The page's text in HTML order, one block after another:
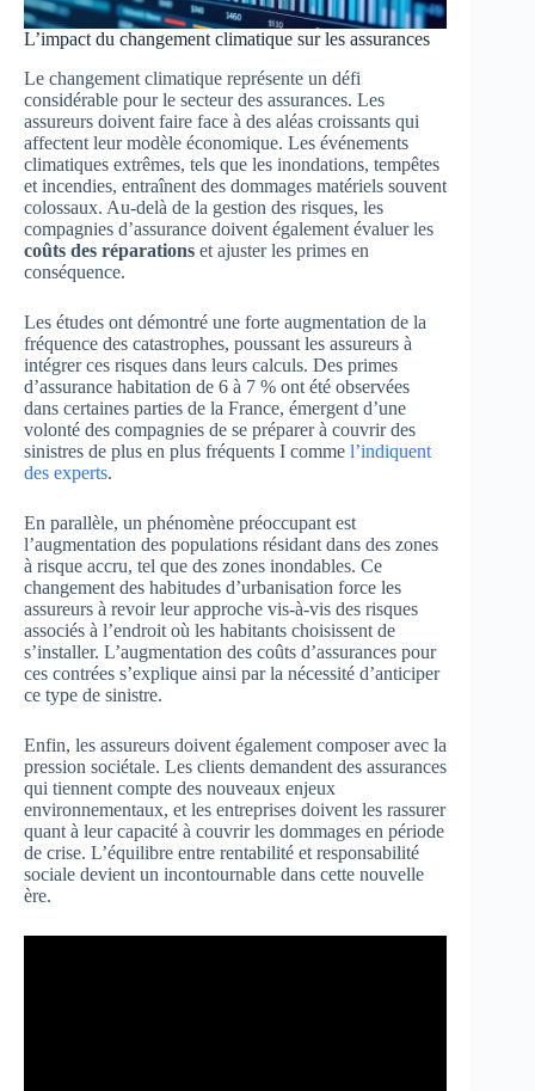
L’impact du changement climatique sur les assurances
Le changement climatique représente un défi
considérable pour le secteur des assurances. Les
assureurs doivent faire face à des aléas croissants qui
affectent leur modèle économique. Les événements
climatiques extrêmes, tels que les inondations, tempêtes
et incendies, entraînent des dommages matériels souvent
colossaux. Au-delà de la gestion des risques, les
compagnies d’assurance doivent également évaluer les
coûts des réparations et ajuster les primes en
conséquence.
Les études ont démontré une forte augmentation de la
fréquence des catastrophes, poussant les assureurs à
intégrer ces risques dans leurs calculs. Des primes
d’assurance habitation de 6 à 7 % ont été observées
dans certaines parties de la France, émergent d’une
volonté des compagnies de se préparer à couvrir des
sinistres de plus en plus fréquents I comme l’indiquent
des experts.
En parallèle, un phénomène préoccupant est
l’augmentation des populations résidant dans des zones
à risque accru, tel que des zones inondables. Ce
changement des habitudes d’urbanisation force les
assureurs à revoir leur approche vis-à-vis des risques
associés à l’endroit où les habitants choisissent de
s’installer. L’augmentation des coûts d’assurances pour
ces contrées s’explique ainsi par la nécessité d’anticiper
ce type de sinistre.
Enfin, les assureurs doivent également composer avec la
pression sociétale. Les clients demandent des assurances
qui tiennent compte des nouveaux enjeux
environnementaux, et les entreprises doivent les rassurer
quant à leur capacité à couvrir les dommages en période
de crise. L’équilibre entre rentabilité et responsabilité
sociale devient un incontournable dans cette nouvelle
ère.